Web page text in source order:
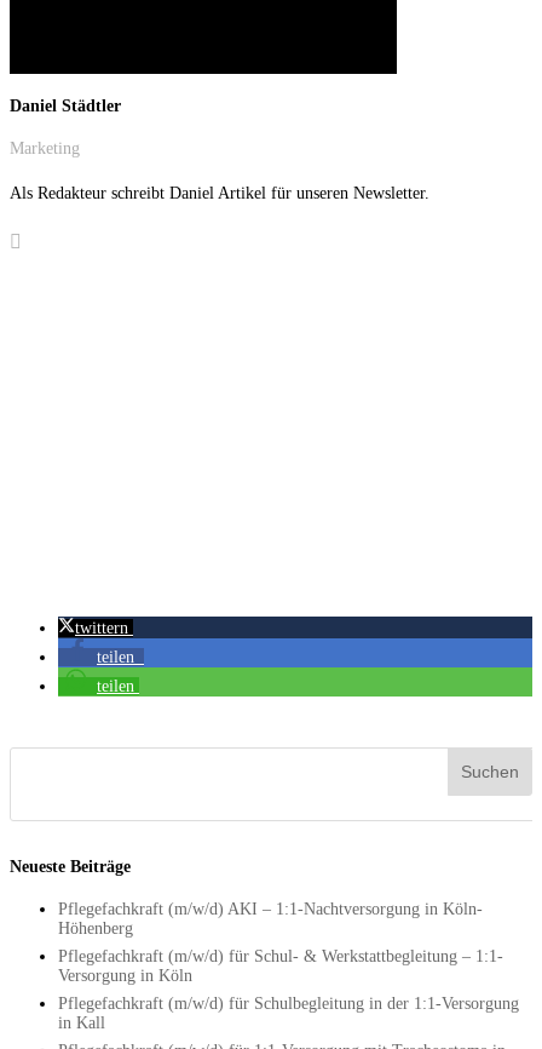
l
s
h
Daniel Städtler
Marketing
Als Redakteur schreibt Daniel Artikel für unseren Newsletter.
twittern
teilen
teilen
Neueste Beiträge
Pflegefachkraft (m/w/d) AKI – 1:1-Nachtversorgung in Köln-
Höhenberg
Pflegefachkraft (m/w/d) für Schul- & Werkstattbegleitung – 1:1-
Versorgung in Köln
Pflegefachkraft (m/w/d) für Schulbegleitung in der 1:1-Versorgung
in Kall